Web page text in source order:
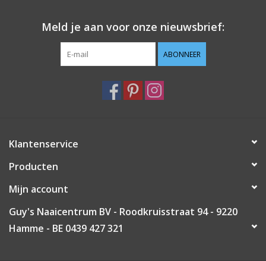
Meld je aan voor onze nieuwsbrief:
ABONNEER
Klantenservice
Producten
Mijn account
Guy's Naaicentrum BV - Roodkruisstraat 94 - 9220
Hamme - BE 0439 427 321